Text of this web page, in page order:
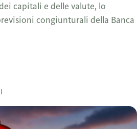
capitali e delle valute, lo
congiunturali della Banca